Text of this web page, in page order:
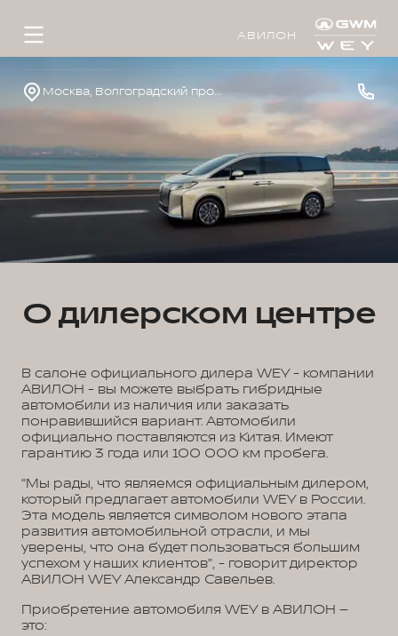
АВИЛОН
Москва, Волгоградский проспект, д.41, к.1
О дилерском центре
В салоне официального дилера WEY - компании
АВИЛОН - вы можете выбрать гибридные
автомобили из наличия или заказать
понравившийся вариант. Автомобили
официально поставляются из Китая. Имеют
гарантию 3 года или 100 000 км пробега.
“Мы рады, что являемся официальным дилером,
который предлагает автомобили WEY в России.
Эта модель является символом нового этапа
развития автомобильной отрасли, и мы
уверены, что она будет пользоваться большим
успехом у наших клиентов”, - говорит директор
АВИЛОН WEY Александр Савельев.
Приобретение автомобиля WEY в АВИЛОН –
это: